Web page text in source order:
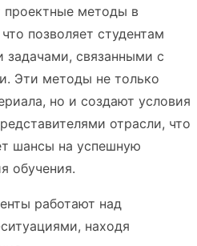
проектные методы в
позволяет студентам
задачами, связанными с
Эти методы не только
но и создают условия
отрасли, что
шансы на успешную
обучения.
работают над
находя